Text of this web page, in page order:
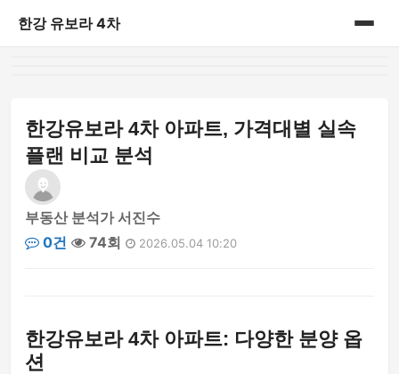
한강 유보라 4차
한강유보라 4차 아파트, 가격대별 실속
플랜 비교 분석
부동산 분석가 서진수
0건
74회 2026.05.04 10:20
한강유보라 4차 아파트: 다양한 분양 옵
션